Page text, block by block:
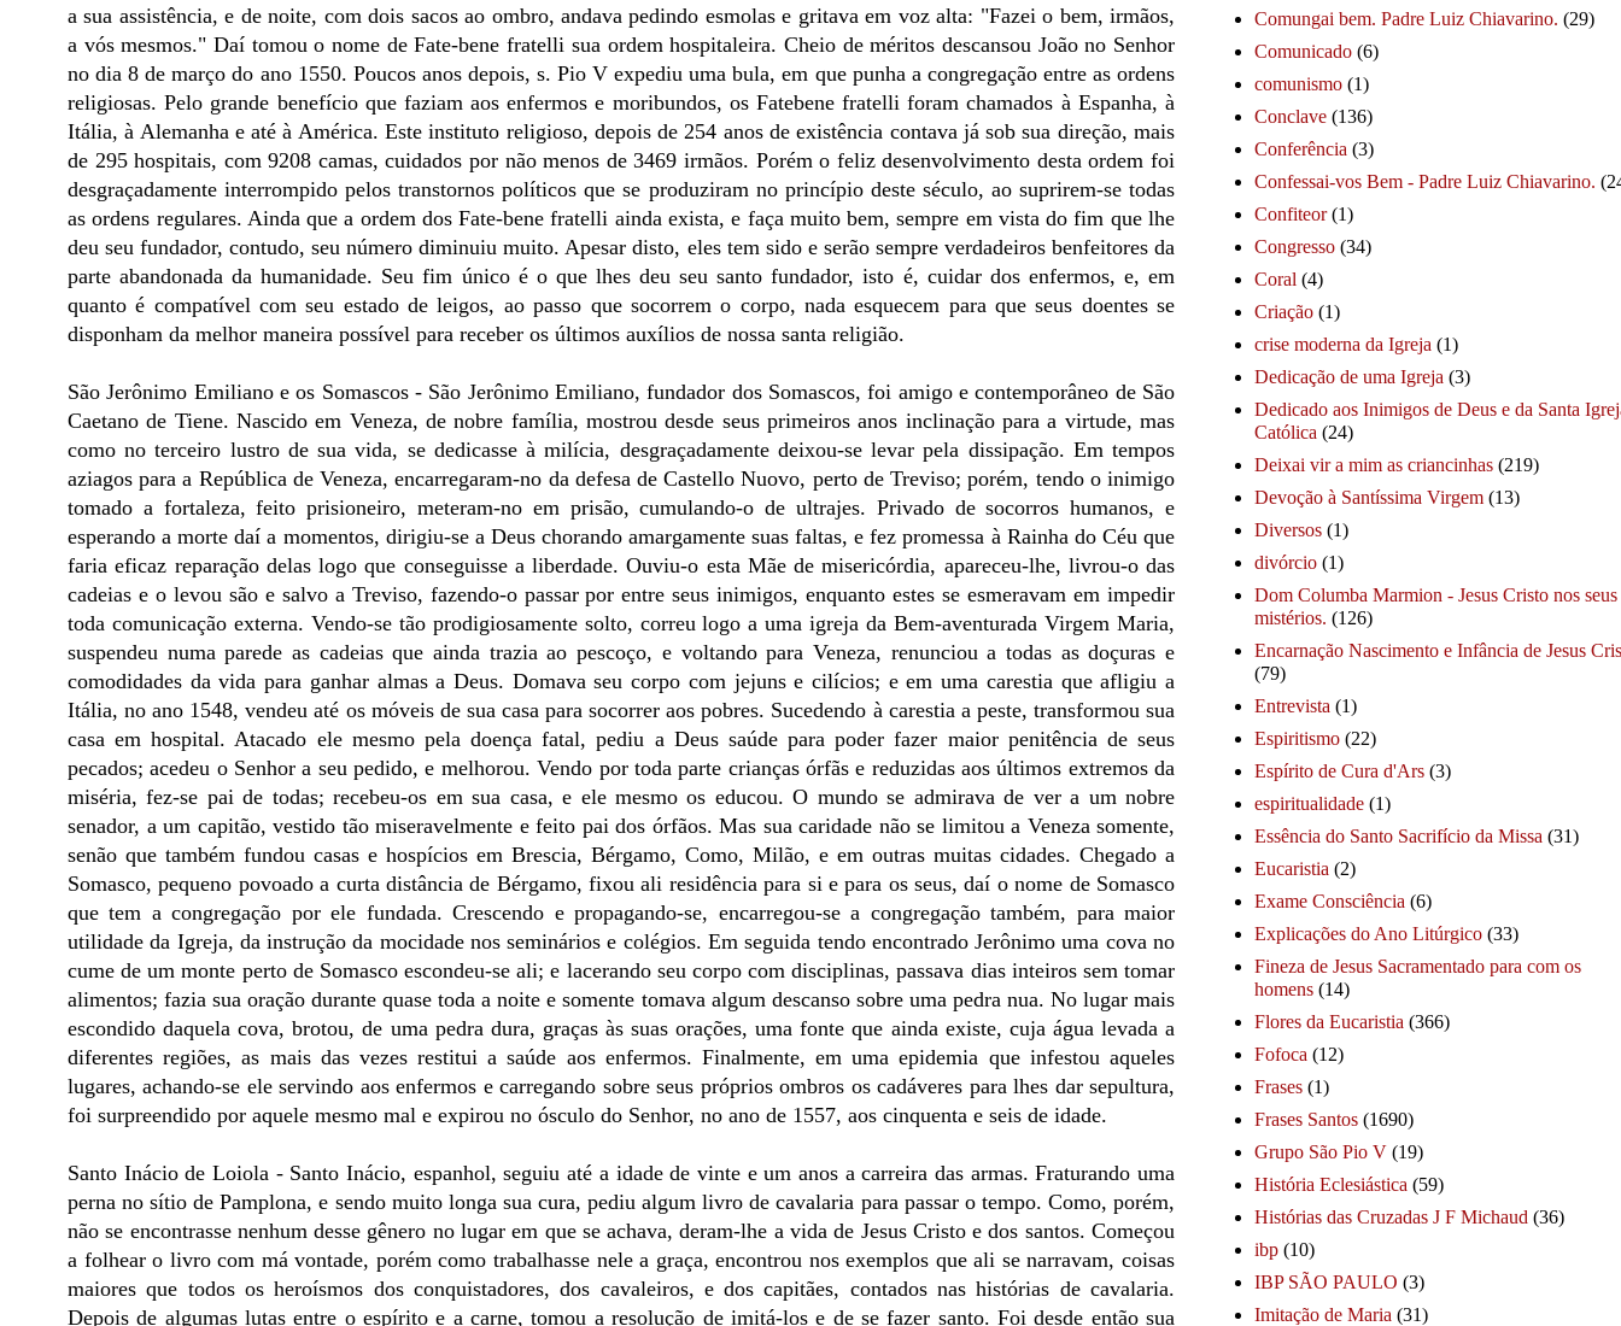
a sua assistência, e de noite, com dois sacos ao ombro, andava pedindo esmolas e gritava em voz alta: "Fazei o bem, irmãos,
a vós mesmos." Daí tomou o nome de Fate-bene fratelli sua ordem hospitaleira. Cheio de méritos descansou João no Senhor
no dia 8 de março do ano 1550. Poucos anos depois, s. Pio V expediu uma bula, em que punha a congregação entre as ordens
religiosas. Pelo grande benefício que faziam aos enfermos e moribundos, os Fatebene fratelli foram chamados à Espanha, à
Itália, à Alemanha e até à América. Este instituto religioso, depois de 254 anos de existência contava já sob sua direção, mais
de 295 hospitais, com 9208 camas, cuidados por não menos de 3469 irmãos. Porém o feliz desenvolvimento desta ordem foi
desgraçadamente interrompido pelos transtornos políticos que se produziram no princípio deste século, ao suprirem-se todas
as ordens regulares. Ainda que a ordem dos Fate-bene fratelli ainda exista, e faça muito bem, sempre em vista do fim que lhe
deu seu fundador, contudo, seu número diminuiu muito. Apesar disto, eles tem sido e serão sempre verdadeiros benfeitores da
parte abandonada da humanidade. Seu fim único é o que lhes deu seu santo fundador, isto é, cuidar dos enfermos, e, em
quanto é compatível com seu estado de leigos, ao passo que socorrem o corpo, nada esquecem para que seus doentes se
disponham da melhor maneira possível para receber os últimos auxílios de nossa santa religião.
São Jerônimo Emiliano e os Somascos - São Jerônimo Emiliano, fundador dos Somascos, foi amigo e contemporâneo de São
Caetano de Tiene. Nascido em Veneza, de nobre família, mostrou desde seus primeiros anos inclinação para a virtude, mas
como no terceiro lustro de sua vida, se dedicasse à milícia, desgraçadamente deixou-se levar pela dissipação. Em tempos
aziagos para a República de Veneza, encarregaram-no da defesa de Castello Nuovo, perto de Treviso; porém, tendo o inimigo
tomado a fortaleza, feito prisioneiro, meteram-no em prisão, cumulando-o de ultrajes. Privado de socorros humanos, e
esperando a morte daí a momentos, dirigiu-se a Deus chorando amargamente suas faltas, e fez promessa à Rainha do Céu que
faria eficaz reparação delas logo que conseguisse a liberdade. Ouviu-o esta Mãe de misericórdia, apareceu-lhe, livrou-o das
cadeias e o levou são e salvo a Treviso, fazendo-o passar por entre seus inimigos, enquanto estes se esmeravam em impedir
toda comunicação externa. Vendo-se tão prodigiosamente solto, correu logo a uma igreja da Bem-aventurada Virgem Maria,
suspendeu numa parede as cadeias que ainda trazia ao pescoço, e voltando para Veneza, renunciou a todas as doçuras e
comodidades da vida para ganhar almas a Deus. Domava seu corpo com jejuns e cilícios; e em uma carestia que afligiu a
Itália, no ano 1548, vendeu até os móveis de sua casa para socorrer aos pobres. Sucedendo à carestia a peste, transformou sua
casa em hospital. Atacado ele mesmo pela doença fatal, pediu a Deus saúde para poder fazer maior penitência de seus
pecados; acedeu o Senhor a seu pedido, e melhorou. Vendo por toda parte crianças órfãs e reduzidas aos últimos extremos da
miséria, fez-se pai de todas; recebeu-os em sua casa, e ele mesmo os educou. O mundo se admirava de ver a um nobre
senador, a um capitão, vestido tão miseravelmente e feito pai dos órfãos. Mas sua caridade não se limitou a Veneza somente,
senão que também fundou casas e hospícios em Brescia, Bérgamo, Como, Milão, e em outras muitas cidades. Chegado a
Somasco, pequeno povoado a curta distância de Bérgamo, fixou ali residência para si e para os seus, daí o nome de Somasco
que tem a congregação por ele fundada. Crescendo e propagando-se, encarregou-se a congregação também, para maior
utilidade da Igreja, da instrução da mocidade nos seminários e colégios. Em seguida tendo encontrado Jerônimo uma cova no
cume de um monte perto de Somasco escondeu-se ali; e lacerando seu corpo com disciplinas, passava dias inteiros sem tomar
alimentos; fazia sua oração durante quase toda a noite e somente tomava algum descanso sobre uma pedra nua. No lugar mais
escondido daquela cova, brotou, de uma pedra dura, graças às suas orações, uma fonte que ainda existe, cuja água levada a
diferentes regiões, as mais das vezes restitui a saúde aos enfermos. Finalmente, em uma epidemia que infestou aqueles
lugares, achando-se ele servindo aos enfermos e carregando sobre seus próprios ombros os cadáveres para lhes dar sepultura,
foi surpreendido por aquele mesmo mal e expirou no ósculo do Senhor, no ano de 1557, aos cinquenta e seis de idade.
Santo Inácio de Loiola - Santo Inácio, espanhol, seguiu até a idade de vinte e um anos a carreira das armas. Fraturando uma
perna no sítio de Pamplona, e sendo muito longa sua cura, pediu algum livro de cavalaria para passar o tempo. Como, porém,
não se encontrasse nenhum desse gênero no lugar em que se achava, deram-lhe a vida de Jesus Cristo e dos santos. Começou
a folhear o livro com má vontade, porém como trabalhasse nele a graça, encontrou nos exemplos que ali se narravam, coisas
maiores que todos os heroísmos dos conquistadores, dos cavaleiros, e dos capitães, contados nas histórias de cavalaria.
Depois de algumas lutas entre o espírito e a carne, tomou a resolução de imitá-los e de se fazer santo. Foi desde então sua
Comungai bem. Padre Luiz Chiavarino. (29)
Comunicado (6)
comunismo (1)
Conclave (136)
Conferência (3)
Confessai-vos Bem - Padre Luiz Chiavarino.
Confiteor (1)
Congresso (34)
Coral (4)
Criação (1)
crise moderna da Igreja (1)
Dedicação de uma Igreja (3)
Dedicado aos Inimigos de Deus e da Santa
Católica (24)
Deixai vir a mim as criancinhas (219)
Devoção à Santíssima Virgem (13)
Diversos (1)
divórcio (1)
Dom Columba Marmion - Jesus Cristo nos seus
mistérios. (126)
Encarnação Nascimento e Infância de Jesus
(79)
Entrevista (1)
Espiritismo (22)
Espírito de Cura d'Ars (3)
espiritualidade (1)
Essência do Santo Sacrifício da Missa (31)
Eucaristia (2)
Exame Consciência (6)
Explicações do Ano Litúrgico (33)
Fineza de Jesus Sacramentado para com os
homens (14)
Flores da Eucaristia (366)
Fofoca (12)
Frases (1)
Frases Santos (1690)
Grupo São Pio V (19)
História Eclesiástica (59)
Histórias das Cruzadas J F Michaud (36)
ibp (10)
IBP SÃO PAULO (3)
Imitação de Maria (31)